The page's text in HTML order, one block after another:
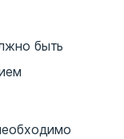
быть